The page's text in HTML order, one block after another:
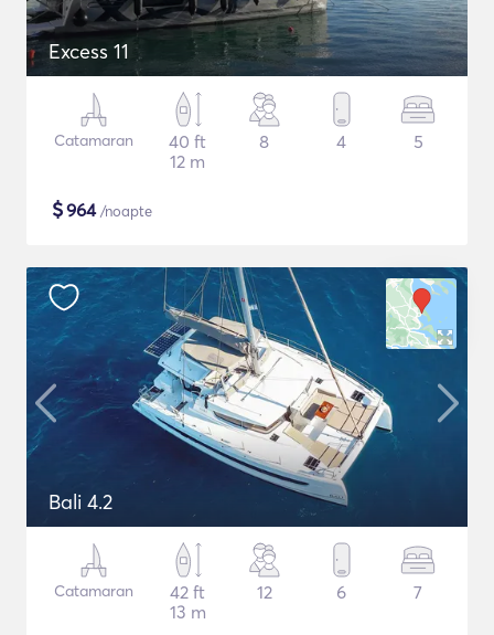
Excess 11
Catamaran
40 ft
12 m
8 4 5
$964/noapte
Bali 4.2
Catamaran
42 ft
13 m
12 6 7